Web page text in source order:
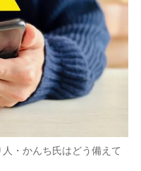
・かんち氏はどう備えて